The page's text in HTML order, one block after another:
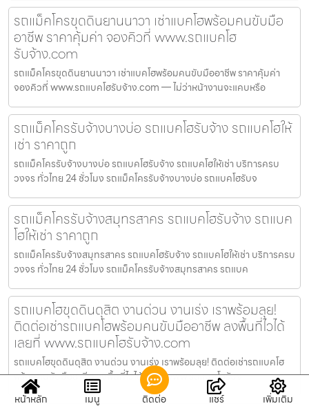
รถแม็คโครขุดดินยานนาวา เช่าแบคโฮพร้อมคนขับมือ
อาชีพ ราคาคุ้มค่า จองคิวที่ www.รถแบคโฮ
รับจ้าง.com
รถแม็คโครขุดดินยานนาวา เช่าแบคโฮพร้อมคนขับมืออาชีพ ราคาคุ้มค่า
จองคิวที่ www.รถแบคโฮรับจ้าง.com — ไม่ว่าหน้างานจะแคบหรือ
รถแม็คโครรับจ้างบางบ่อ รถแบคโฮรับจ้าง รถแบคโฮให้
เช่า ราคาถูก
รถแม็คโครรับจ้างบางบ่อ รถแบคโฮรับจ้าง รถแบคโฮให้เช่า บริการครบ
วงจร ทั่วไทย 24 ชั่วโมง รถแม็คโครรับจ้างบางบ่อ รถแบคโฮรับจ
รถแม็คโครรับจ้างสมุทรสาคร รถแบคโฮรับจ้าง รถแบค
โฮให้เช่า ราคาถูก
รถแม็คโครรับจ้างสมุทรสาคร รถแบคโฮรับจ้าง รถแบคโฮให้เช่า บริการครบ
วงจร ทั่วไทย 24 ชั่วโมง รถแม็คโครรับจ้างสมุทรสาคร รถแบค
รถแบคโฮขุดดินดุสิต งานด่วน งานเร่ง เราพร้อมลุย!
ติดต่อเช่ารถแบคโฮพร้อมคนขับมืออาชีพ ลงพื้นที่ไวได้
เลยที่ www.รถแบคโฮรับจ้าง.com
รถแบคโฮขุดดินดุสิต งานด่วน งานเร่ง เราพร้อมลุย! ติดต่อเช่ารถแบคโฮ
พร้อมคนขับมืออาชีพ ลงพื้นที่ไวได้เลยที่ www.รถแบคโฮรับจ
หน้าหลัก เมนู ติดต่อ แชร์ เพิ่มเติม